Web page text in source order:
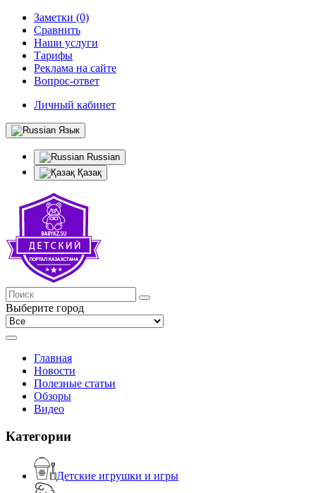
Заметки (0)
Сравнить
Наши услуги
Тарифы
Реклама на сайте
Вопрос-ответ
Личный кабинет
Язык
Russian
Қазақ
Выберите город
Главная
Новости
Полезные статьи
Обзоры
Видео
Категории
Детские игрушки и игры